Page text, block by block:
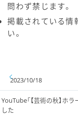
問わず禁じます。
掲載されている情
い。
2023/10/18
YouTube「【芸術の秋】ホ
した